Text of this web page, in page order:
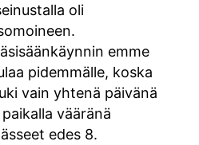
oli
emme
pidemmälle, koska
vain yhtenä päivänä
vääränä
edes 8.